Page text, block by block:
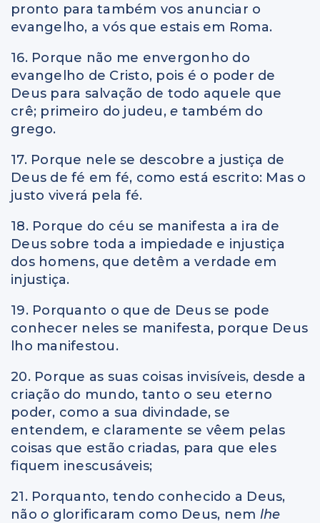
pronto para também vos anunciar o
evangelho, a vós que estais em Roma.
16. Porque não me envergonho do
evangelho de Cristo, pois é o poder de
Deus para salvação de todo aquele que
crê; primeiro do judeu, e também do
grego.
17. Porque nele se descobre a justiça de
Deus de fé em fé, como está escrito: Mas o
justo viverá pela fé.
18. Porque do céu se manifesta a ira de
Deus sobre toda a impiedade e injustiça
dos homens, que detêm a verdade em
injustiça.
19. Porquanto o que de Deus se pode
conhecer neles se manifesta, porque Deus
lho manifestou.
20. Porque as suas coisas invisíveis, desde a
criação do mundo, tanto o seu eterno
poder, como a sua divindade, se
entendem, e claramente se vêem pelas
coisas que estão criadas, para que eles
fiquem inescusáveis;
21. Porquanto, tendo conhecido a Deus,
não o glorificaram como Deus, nem lhe